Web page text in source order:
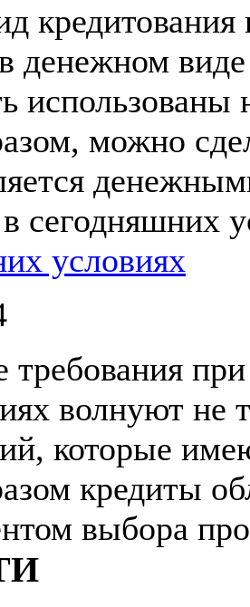
кредитования
денежном
можно
условиях
требования
волнуют не
которые
кредиты
выбора